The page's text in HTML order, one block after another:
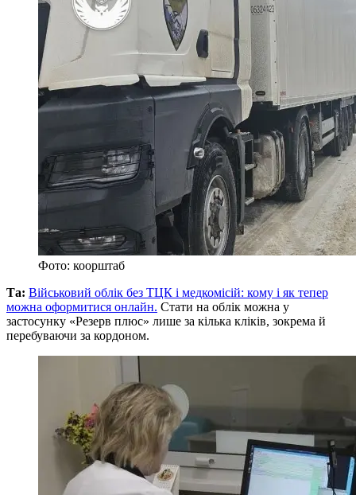
Фото: коорштаб
Та: Військовий облік без ТЦК і медкомісій: кому і як тепер
можна оформитися онлайн. Стати на облік можна у
застосунку «Резерв плюс» лише за кілька кліків, зокрема й
перебуваючи за кордоном.